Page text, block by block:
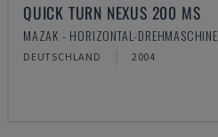
QUICK TURN NEXUS 200 MS
MAZAK - HORIZONTAL-DREHMASCHINE
DEUTSCHLAND 2004